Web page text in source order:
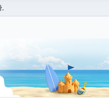
.
있다면 아래 URL에서 도메인 주소를